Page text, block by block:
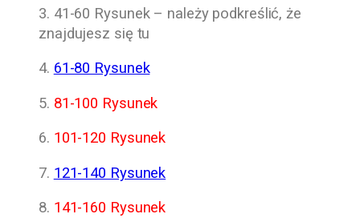
3. 41-60 Rysunek – należy podkreślić, że
znajdujesz się tu
4. 61-80 Rysunek
5. 81-100 Rysunek
6. 101-120 Rysunek
7. 121-140 Rysunek
8. 141-160 Rysunek